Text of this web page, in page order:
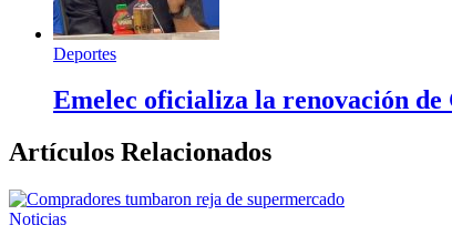
Deportes
Emelec oficializa la renovación
Artículos Relacionados
Noticias